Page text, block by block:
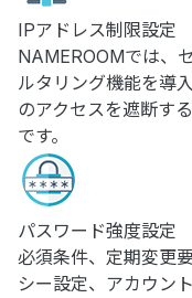
IPアドレス制限設定
NAMEROOMでは、
ルタリング機能を導
のアクセスを遮断す
です。
パスワード強度設定
必須条件、定期変更
シー設定、アカウン